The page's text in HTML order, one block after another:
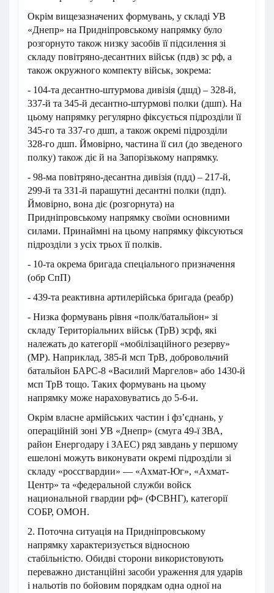
Окрім вищезазначених формувань, у складі УВ
«Днепр» на Придніпровському напрямку було
розгорнуто також низку засобів її підсилення зі
складу повітряно-десантних військ (пдв) зс рф, а
також окружного компекту військ, зокрема:
- 104-та десантно-штурмова дивізія (дшд) – 328-й,
337-й та 345-й десантно-штурмові полки (дшп). На
цьому напрямку регулярно фіксується підрозділи її
345-го та 337-го дшп, а також окремі підрозділи
328-го дшп. Ймовірно, частина її сил (до зведеного
полку) також діє й на Запорізькому напрямку.
- 98-ма повітряно-десантна дивізія (пдд) – 217-й,
299-й та 331-й парашутні десантні полки (пдп).
Ймовірно, вона діє (розгорнута) на
Придніпровському напрямку своїми основними
силами. Принаймні на цьому напрямку фіксуються
підрозділи з усіх трьох її полків.
- 10-та окрема бригада спеціального призначення
(обр СпП)
- 439-та реактивна артилерійська бригада (реабр)
- Низка формувань рівня «полк/батальйон» зі
складу Територіальних військ (ТрВ) зсрф, які
належать до категорії «мобілізаційного резерву»
(МР). Наприклад, 385-й мсп ТрВ, добровольчий
батальйон БАРС-8 «Василий Маргелов» або 1430-й
мсп ТрВ тощо. Таких формувань на цьому
напрямку може нараховуватись до 5-6-и.
Окрім власне армійських частин і фз’єднань, у
операційній зоні УВ «Днепр» (смуга 49-ї ЗВА,
район Енергодару і ЗАЕС) ряд завдань у першому
ешелоні можуть виконувати окремі підрозділи зі
складу «россгвардии» — «Ахмат-Юг», «Ахмат-
Центр» та «федеральной служби войск
национальной гвардии рф» (ФСВНГ), категорії
СОБР, ОМОН.
2. Поточна ситуація на Придніпровському
напрямку характеризується відносною
стабільністю. Обидві сторони використовують
переважно дистанційні засоби ураження для ударів
і нальотів по бойовим порядкам одна одної на